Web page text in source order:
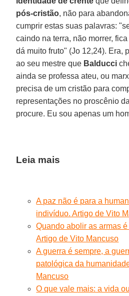
pós-cristão, não para
cumprir estas suas palavras:
caindo na terra, não morrer,
dá muito fruto" (Jo 12,24). Era,
ao seu mestre que Balducci
ainda se professa ateu, ou
precisa de um cristão para
representações no proscênio
procure. Eu sou apenas um
Leia mais
A paz não é para a
indivíduo. Artigo de Vito
Quando abolir as armas
Artigo de Vito Mancuso
A guerra é sempre, a
patológica da
Mancuso
O que vale mais: a vida